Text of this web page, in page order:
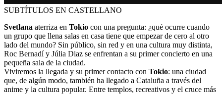
SUBTÍTULOS EN CASTELLANO
Svetlana aterriza en Tokio con una pregunta: ¿qué ocurre cuando
un grupo que llena salas en casa tiene que empezar de cero al otro
lado del mundo? Sin público, sin red y en una cultura muy distinta,
Roc Bernadí y Júlia Diaz se enfrentan a su primer concierto en una
pequeña sala de la ciudad.
Viviremos la llegada y su primer contacto con Tokio: una ciudad
que, de algún modo, también ha llegado a Cataluña a través del
anime y la cultura popular. Entre templos, recreativos y el cruce más